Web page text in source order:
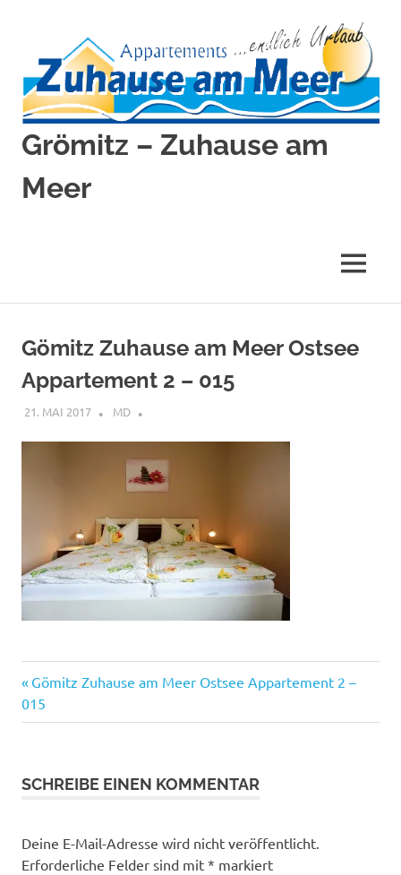
Grömitz – Zuhause am
Meer
MENÜ
Gömitz Zuhause am Meer Ostsee
Appartement 2 – 015
21. MAI 2017 MD
Beitragsnavigation
Vorheriger
Beitrag:
Gömitz Zuhause am Meer Ostsee Appartement 2 –
015
SCHREIBE EINEN KOMMENTAR
Deine E-Mail-Adresse wird nicht veröffentlicht.
Erforderliche Felder sind mit * markiert